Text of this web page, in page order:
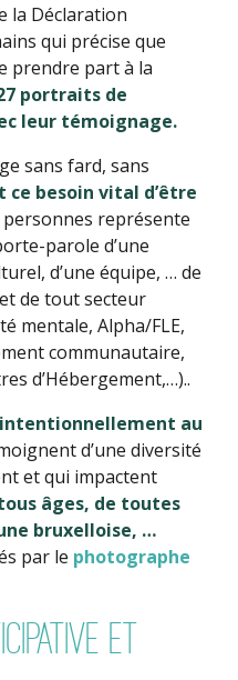
la Déclaration
qui précise que
prendre part à la
portraits de
leur témoignage.
sans fard, sans
ce besoin vital d’être
personnes représente
parole d’une
d’une équipe, … de
de tout secteur
mentale, Alpha/FLE,
communautaire,
d’Hébergement,…)..
au
d’une diversité
et qui impactent
âges, de toutes
bruxelloise, …
par le photographe
ET